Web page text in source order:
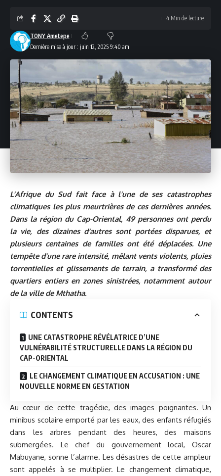
Dernière mise à jour : juin 12, 2025 9:40 am
TONY Ametepe
4 Min de lecture
L’Afrique du Sud fait face à l’une de ses catastrophes
climatiques les plus meurtrières de ces dernières années.
Dans la région du Cap-Oriental, 49 personnes ont perdu
la vie, des dizaines d’autres sont portées disparues, et
plusieurs centaines de familles ont été déplacées. Une
tempête d’une rare intensité, mêlant vents violents, pluies
torrentielles et glissements de terrain, a transformé des
quartiers entiers en zones sinistrées, notamment autour
de la ville de Mthatha.
CONTENTS
UNE CATASTROPHE RÉVÉLATRICE D’UNE
VULNÉRABILITÉ STRUCTURELLE DANS LA RÉGION DU
CAP-ORIENTAL
LE CHANGEMENT CLIMATIQUE EN ACCUSATION : UNE
NOUVELLE NORME EN GESTATION
Au cœur de cette tragédie, des images poignantes. Un
minibus scolaire emporté par les eaux, des enfants réfugiés
dans les arbres pendant des heures, des maisons
submergées. Le chef du gouvernement local, Oscar
Mabuyane, sonne l’alarme. Les désastres de cette ampleur
sont appelés à se multiplier. Le changement climatique,